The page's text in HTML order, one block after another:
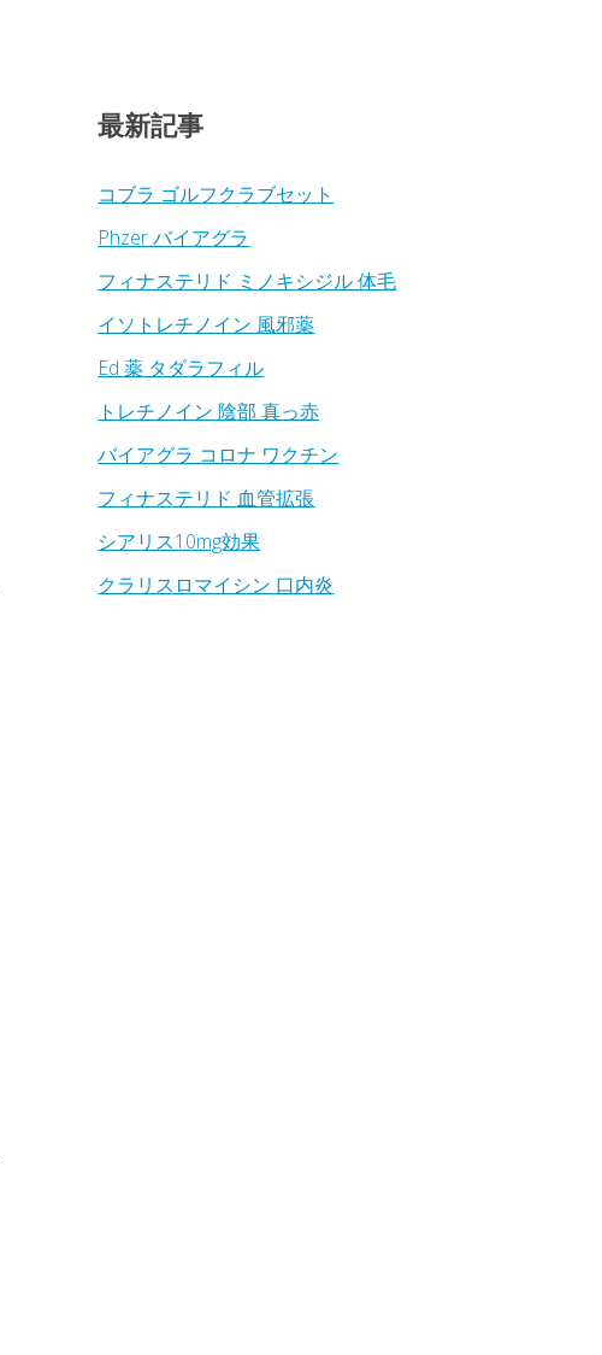
最新記事
コブラ ゴルフクラブセット
Phzer バイアグラ
フィナステリド ミノキシジル 体毛
イソトレチノイン 風邪薬
Ed 薬 タダラフィル
トレチノイン 陰部 真っ赤
バイアグラ コロナ ワクチン
フィナステリド 血管拡張
シアリス10mg効果
クラリスロマイシン 口内炎